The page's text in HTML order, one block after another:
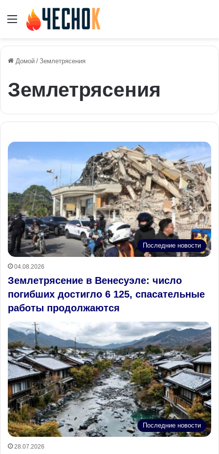
Меню
Домой / Землетрясения
Землетрясения
Последние новости
04.08.2026
Землетрясение в Венесуэле: число
погибших достигло 6 125, спасательные
работы продолжаются
Последние новости
28.07.2026